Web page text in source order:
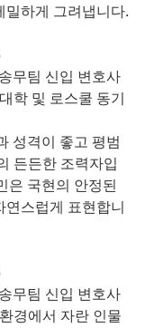
밀하게 그려냅니다.
무팀 신입 변호사
학 및 로스쿨 동기
성격이 좋고 평범
든든한 조력자입
은 국현의 안정된
연스럽게 표현합니
무팀 신입 변호사
경에서 자란 인물